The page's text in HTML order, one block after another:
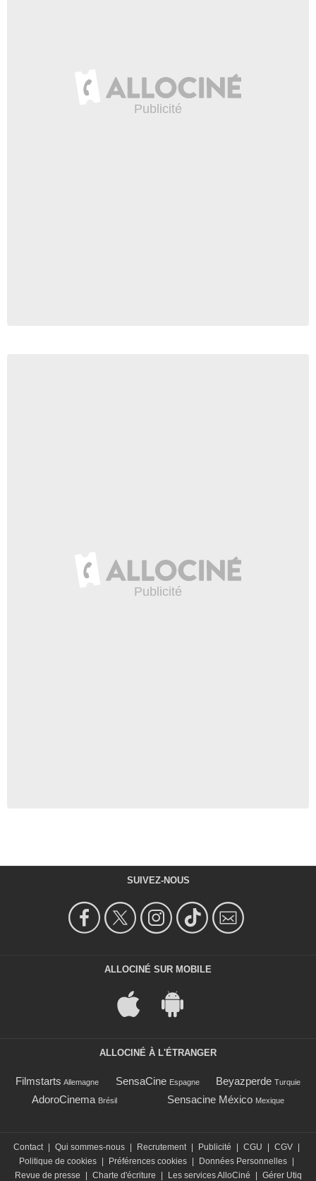
SUIVEZ-NOUS
ALLOCINÉ SUR MOBILE
ALLOCINÉ À L'ÉTRANGER
Filmstarts Allemagne SensaCine Espagne Beyazperde Turquie
AdoroCinema Brésil Sensacine México Mexique
Contact Qui sommes-nous Recrutement Publicité CGU CGV
Politique de cookies
Préférences cookies Données Personnelles
Revue de presse
Charte d'écriture Les services AlloCiné Gérer Utiq